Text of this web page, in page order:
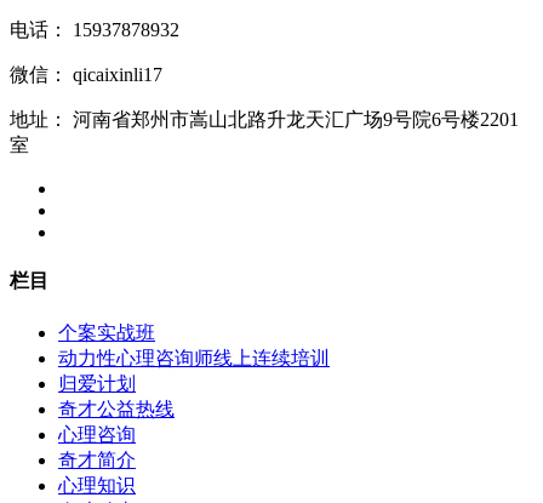
电话： 15937878932
微信： qicaixinli17
地址：
河南省郑州市嵩山北路升龙天汇广场9号院6号楼2201
室
栏目
个案实战班
动力性心理咨询师线上连续培训
归爱计划
奇才公益热线
心理咨询
奇才简介
心理知识